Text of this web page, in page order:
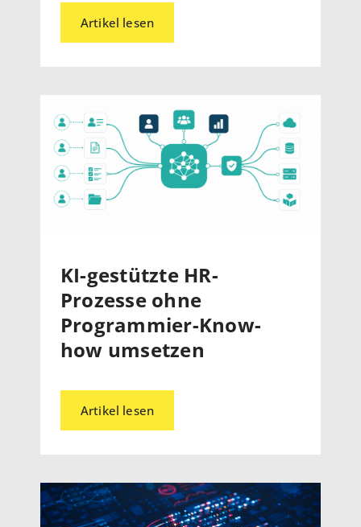
Artikel lesen
KI-gestützte HR-
Prozesse ohne
Programmier-Know-
how umsetzen
Artikel lesen